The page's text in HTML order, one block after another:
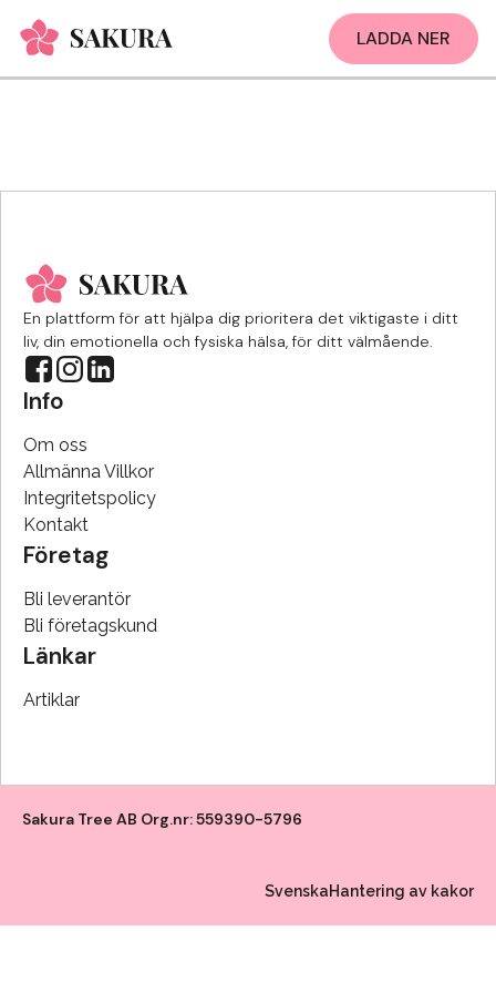
LADDA NER
En plattform för att hjälpa dig prioritera det viktigaste i ditt
liv, din emotionella och fysiska hälsa, för ditt välmående.
Info
Om oss
Allmänna Villkor
Integritetspolicy
Kontakt
Företag
Bli leverantör
Bli företagskund
Länkar
Artiklar
Sakura Tree AB Org.nr: 559390-5796
SvenskaHantering av kakor